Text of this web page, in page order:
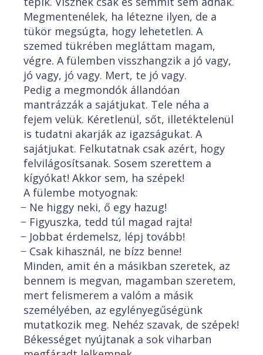
Megmentenélek, ha létezne ilyen, de a
tükör megsúgta, hogy lehetetlen. A
szemed tükrében megláttam magam,
végre. A fülemben visszhangzik a jó vagy,
jó vagy, jó vagy. Mert, te jó vagy.
Pedig a megmondók állandóan
mantrázzák a sajátjukat. Tele néha a
fejem velük. Kéretlenül, sőt, illetéktelenül
is tudatni akarják az igazságukat. A
sajátjukat. Felkutatnak csak azért, hogy
felvilágosítsanak. Sosem szerettem a
kígyókat! Akkor sem, ha szépek!
A fülembe motyognak:
̶ Ne higgy neki, ő egy hazug!
̶ Figyuszka, tedd túl magad rajta!
̶ Jobbat érdemelsz, lépj tovább!
̶ Csak kihasznál, ne bízz benne!
Minden, amit én a másikban szeretek, az
bennem is megvan, magamban szeretem,
mert felismerem a valóm a másik
személyében, az egylényegűségünk
mutatkozik meg. Nehéz szavak, de szépek!
Békességet nyújtanak a sok viharban